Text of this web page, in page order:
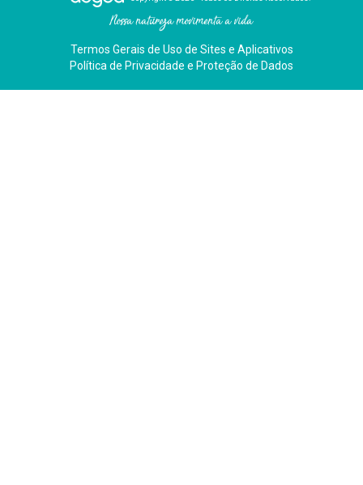
Nossa natureza movimenta a vida
Termos Gerais de Uso de Sites e Aplicativos
Política de Privacidade e Proteção de Dados